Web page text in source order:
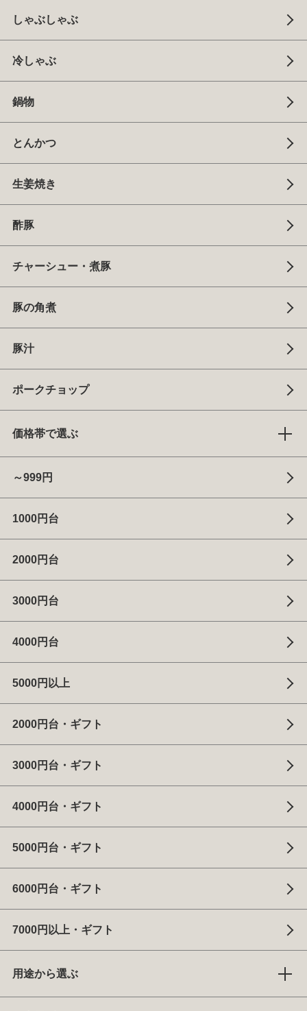
しゃぶしゃぶ
冷しゃぶ
鍋物
とんかつ
生姜焼き
酢豚
チャーシュー・煮豚
豚の角煮
豚汁
ポークチョップ
価格帯で選ぶ
～999円
1000円台
2000円台
3000円台
4000円台
5000円以上
2000円台・ギフト
3000円台・ギフト
4000円台・ギフト
5000円台・ギフト
6000円台・ギフト
7000円以上・ギフト
用途から選ぶ